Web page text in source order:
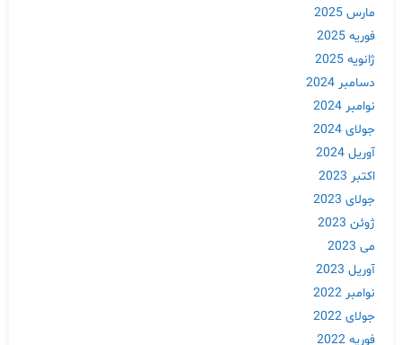
مارس 2025
فوریه 2025
ژانویه 2025
دسامبر 2024
نوامبر 2024
جولای 2024
آوریل 2024
اکتبر 2023
جولای 2023
ژوئن 2023
می 2023
آوریل 2023
نوامبر 2022
جولای 2022
فوریه 2022